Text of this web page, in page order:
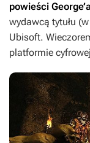
powieści
wydawcą tytułu
Ubisoft.
platformie cyfrowej